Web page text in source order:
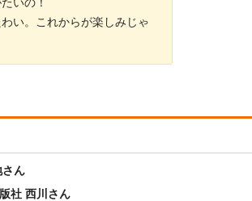
い。これからが楽しみじゃ
さん
社 西川さん